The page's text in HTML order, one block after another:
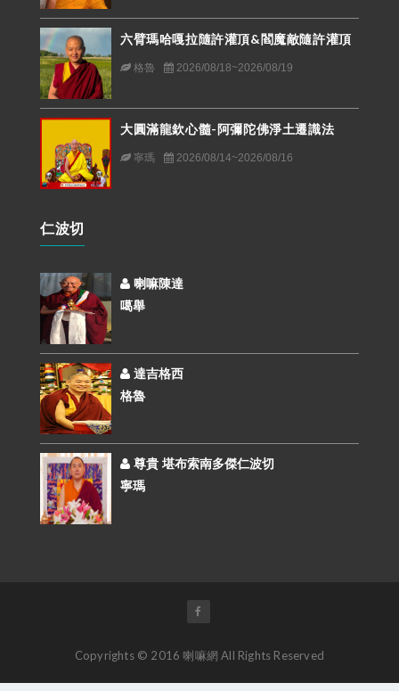
六臂瑪哈嘎拉隨許灌頂&閻魔敵隨許灌頂
格魯 2026/08/18~2026/08/19
大圓滿龍欽心髓-阿彌陀佛淨土遷識法
寧瑪 2026/08/14~2026/08/16
仁波切
喇嘛陳達
噶舉
達吉格西
格魯
尊貴 堪布索南多傑仁波切
寧瑪
Copyrights © 2016 喇嘛網 All Rights Reserved